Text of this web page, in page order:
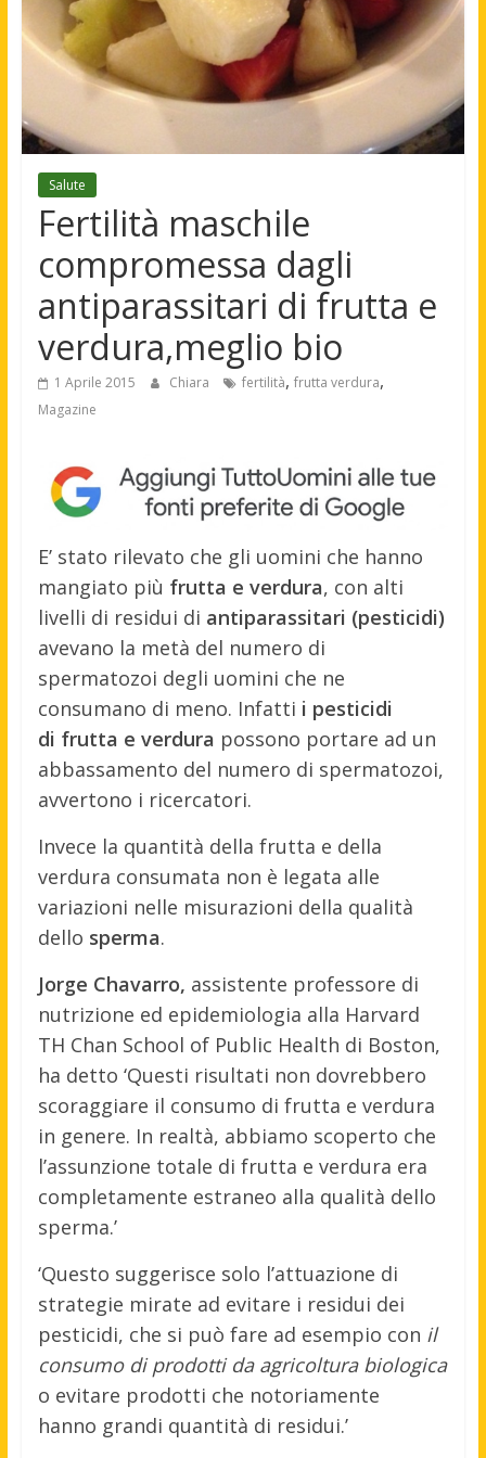
Salute
Fertilità maschile
compromessa dagli
antiparassitari di frutta e
verdura,meglio bio
1 Aprile 2015 Chiara fertilità, frutta verdura,
Magazine
E’ stato rilevato che gli uomini che hanno
mangiato più frutta e verdura, con alti
livelli di residui di antiparassitari (pesticidi)
avevano la metà del numero di
spermatozoi degli uomini che ne
consumano di meno. Infatti i pesticidi
di frutta e verdura possono portare ad un
abbassamento del numero di spermatozoi,
avvertono i ricercatori.
Invece la quantità della frutta e della
verdura consumata non è legata alle
variazioni nelle misurazioni della qualità
dello sperma.
Jorge Chavarro, assistente professore di
nutrizione ed epidemiologia alla Harvard
TH Chan School of Public Health di Boston,
ha detto ‘Questi risultati non dovrebbero
scoraggiare il consumo di frutta e verdura
in genere. In realtà, abbiamo scoperto che
l’assunzione totale di frutta e verdura era
completamente estraneo alla qualità dello
sperma.’
‘Questo suggerisce solo l’attuazione di
strategie mirate ad evitare i residui dei
pesticidi, che si può fare ad esempio con il
consumo di prodotti da agricoltura biologica
o evitare prodotti che notoriamente
hanno grandi quantità di residui.’